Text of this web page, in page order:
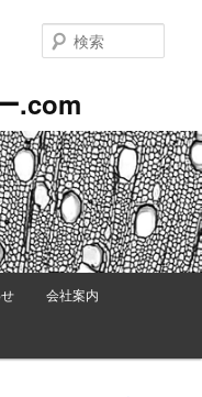
.com
索
会社案内